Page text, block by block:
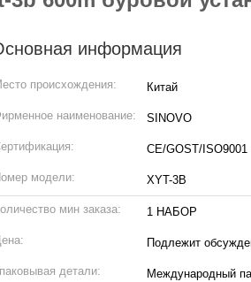
информация
происхождения: Китай
наименование: SINOVO
CE/GOST/ISO9001
модели: XYT-3B
мин заказа: 1 НАБОР
Подлежит
детали: Международный